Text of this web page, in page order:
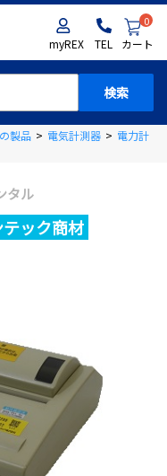
myREX TEL
0
カート
製品 > 電気計測器 > 電力計
タル
ック商材